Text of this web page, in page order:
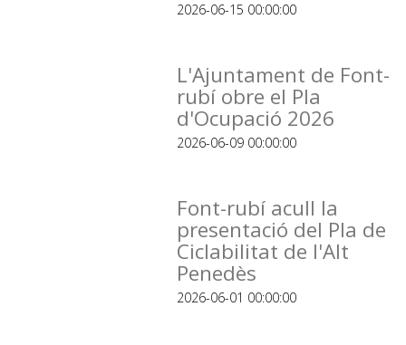
2026-06-15 00:00:00
L'Ajuntament de Font-
rubí obre el Pla
d'Ocupació 2026
2026-06-09 00:00:00
Font-rubí acull la
presentació del Pla de
Ciclabilitat de l'Alt
Penedès
2026-06-01 00:00:00